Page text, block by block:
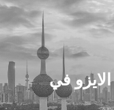
في